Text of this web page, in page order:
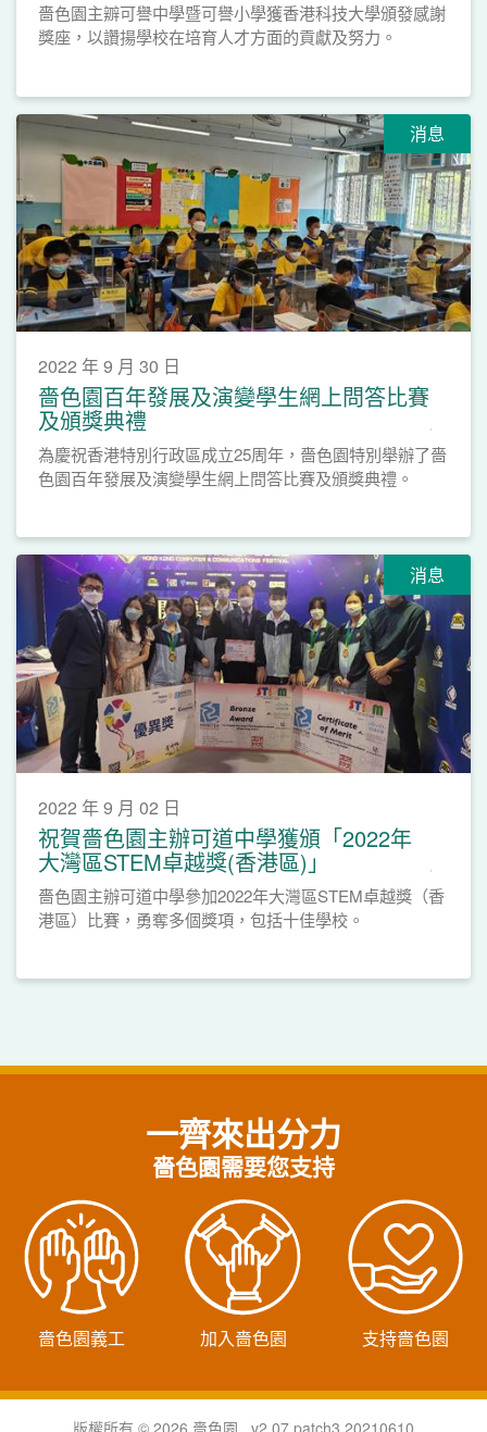
嗇色園主辧可譽中學暨可譽小學獲香港科技大學頒發感謝
獎座，以讚揚學校在培育人才方面的貢獻及努力。
消息
2022 年 9 月 30 日
嗇色園百年發展及演變學生網上問答比賽
及頒獎典禮
為慶祝香港特別行政區成立25周年，嗇色園特別舉辦了嗇
色園百年發展及演變學生網上問答比賽及頒獎典禮。
消息
2022 年 9 月 02 日
祝賀嗇色園主辦可道中學獲頒「2022年
大灣區STEM卓越獎(香港區)」
嗇色園主辦可道中學參加2022年大灣區STEM卓越獎（香
港區）比賽，勇奪多個獎項，包括十佳學校。
一齊來出分力
嗇色園需要您支持
嗇色園義工 加入嗇色園 支持嗇色園
版權所有 © 2026 嗇色園 v2.07.patch3.20210610